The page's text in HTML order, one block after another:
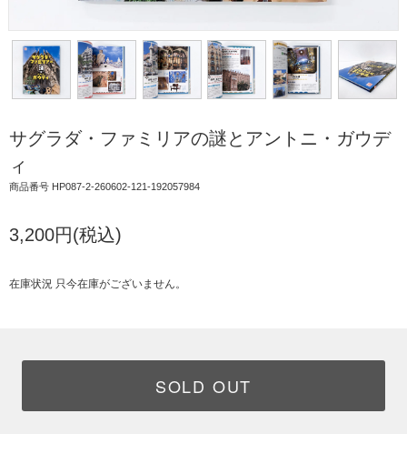
サグラダ・ファミリアの謎とアントニ・ガウデ
ィ
商品番号 HP087-2-260602-121-192057984
3,200円(税込)
在庫状況 只今在庫がございません。
SOLD OUT